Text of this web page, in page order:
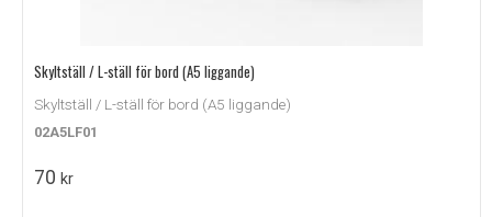
Skyltställ / L-ställ för bord (A5 liggande)
Skyltställ / L-ställ för bord (A5 liggande)
02A5LF01
70 kr